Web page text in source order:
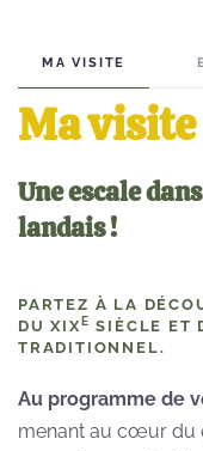
MA VISITE
Ma visite
Une escale
landais !
PARTEZ À LA
DU XIX E SIÈCLE ET
TRADITIONNEL.
Au programme de
menant au cœur du